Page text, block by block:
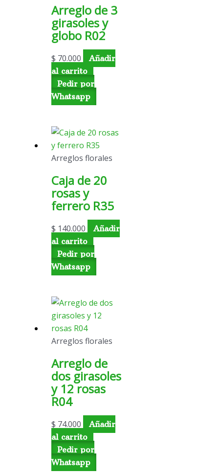
Arreglo de 3
girasoles y
globo R02
$ 70.000
Añadir
al carrito
Pedir por
Whatsapp
Arreglos florales
Caja de 20
rosas y
ferrero R35
$ 140.000
Añadir
al carrito
Pedir por
Whatsapp
Arreglos florales
Arreglo de
dos girasoles
y 12 rosas
R04
$ 74.000
Añadir
al carrito
Pedir por
Whatsapp